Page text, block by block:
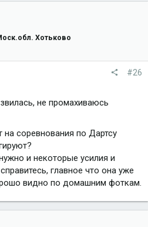
Хотьково
#26
не промахиваюсь
соревнования по Дартсу
и некоторые усилия и
главное что она уже
видно по домашним фоткам.